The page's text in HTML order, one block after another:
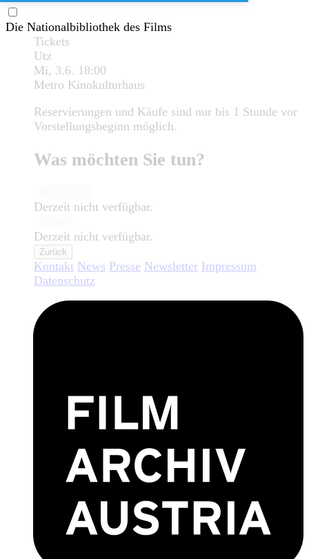
Die Nationalbibliothek des Films
Tickets
Utz
Mi, 3.6. 18:00
Metro Kinokulturhaus
Reservierungen und Käufe sind nur bis 1 Stunde vor
Vorstellungsbeginn möglich.
Was möchten Sie tun?
Derzeit nicht verfügbar.
Derzeit nicht verfügbar.
Zurück
Kontakt News Presse Newsletter Impressum
Datenschutz